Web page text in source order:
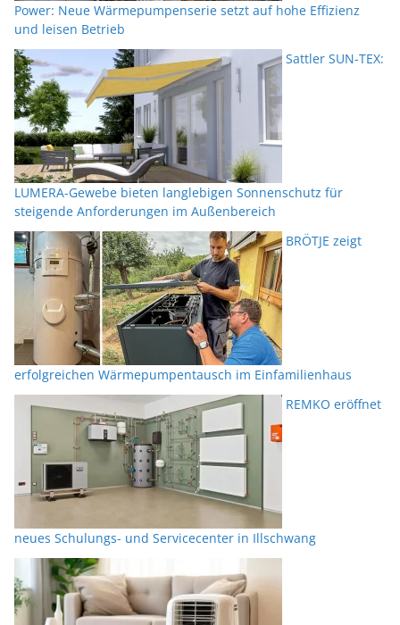
Power: Neue Wärmepumpenserie setzt auf hohe Effizienz
und leisen Betrieb
Sattler SUN-TEX:
LUMERA-Gewebe bieten langlebigen Sonnenschutz für
steigende Anforderungen im Außenbereich
BRÖTJE zeigt
erfolgreichen Wärmepumpentausch im Einfamilienhaus
REMKO eröffnet
neues Schulungs- und Servicecenter in Illschwang